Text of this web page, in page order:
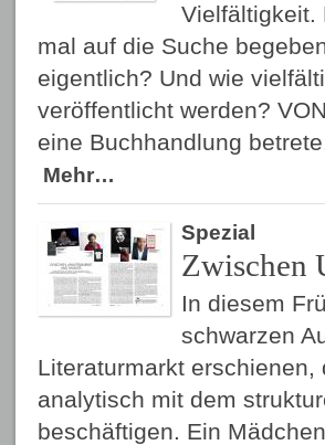
Vielfältigkeit.
mal auf die Suche
eigentlich? Und wie
veröffentlicht werden?
eine Buchhandlung
Mehr…
Spezial
Zwischen
In diesem
schwarzen
Literaturmarkt
analytisch mit dem
beschäftigen. Ein